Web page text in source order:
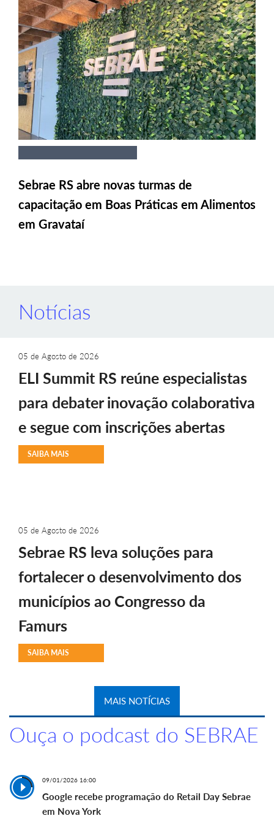
Sebrae RS abre novas turmas de
capacitação em Boas Práticas em Alimentos
em Gravataí
Notícias
05 de Agosto de 2026
ELI Summit RS reúne especialistas
para debater inovação colaborativa
e segue com inscrições abertas
SAIBA MAIS
05 de Agosto de 2026
Sebrae RS leva soluções para
fortalecer o desenvolvimento dos
municípios ao Congresso da
Famurs
SAIBA MAIS
MAIS NOTÍCIAS
Ouça o podcast do SEBRAE
09/01/2026 16:00
Google recebe programação do Retail Day Sebrae
em Nova York